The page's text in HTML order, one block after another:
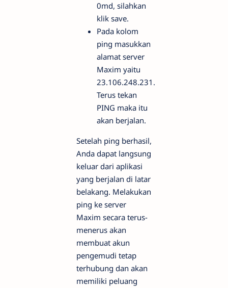
0md, silahkan
klik save.
Pada kolom
ping masukkan
alamat server
Maxim yaitu
23.106.248.231.
Terus tekan
PING maka itu
akan berjalan.
Setelah ping berhasil,
Anda dapat langsung
keluar dari aplikasi
yang berjalan di latar
belakang. Melakukan
ping ke server
Maxim secara terus-
menerus akan
membuat akun
pengemudi tetap
terhubung dan akan
memiliki peluang